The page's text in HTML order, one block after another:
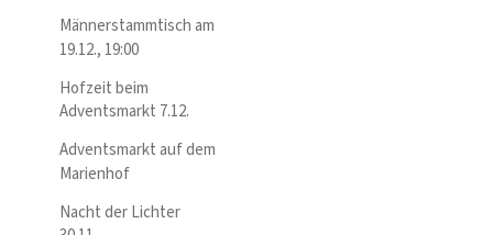
Männerstammtisch am
19.12., 19:00
Hofzeit beim
Adventsmarkt 7.12.
Adventsmarkt auf dem
Marienhof
Nacht der Lichter